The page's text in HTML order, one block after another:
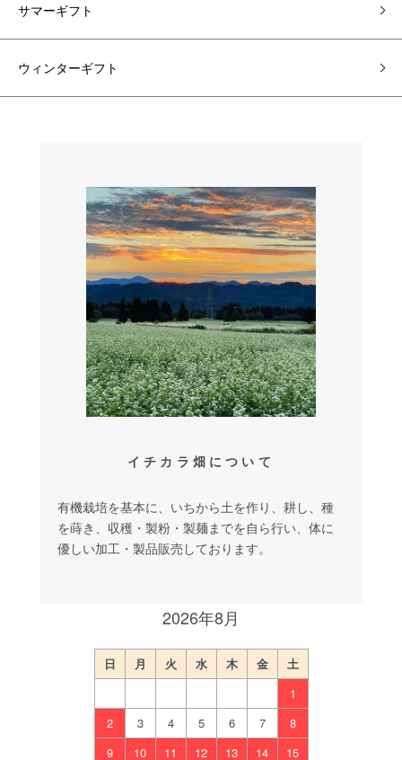
サマーギフト
ウィンターギフト
イチカラ畑について
有機栽培を基本に、いちから土を作り、耕し、種
を蒔き、収穫・製粉・製麺までを自ら行い、体に
優しい加工・製品販売しております。
2026年8月
日 月 火 水 木 金
土
1
2
3 4 5 6 7
8
9
10 11 12 13 14
15